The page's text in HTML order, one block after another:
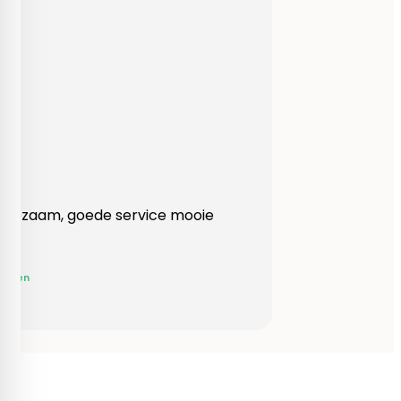
Heel behulpzaam, goede service mooie
Yvonne Claessen